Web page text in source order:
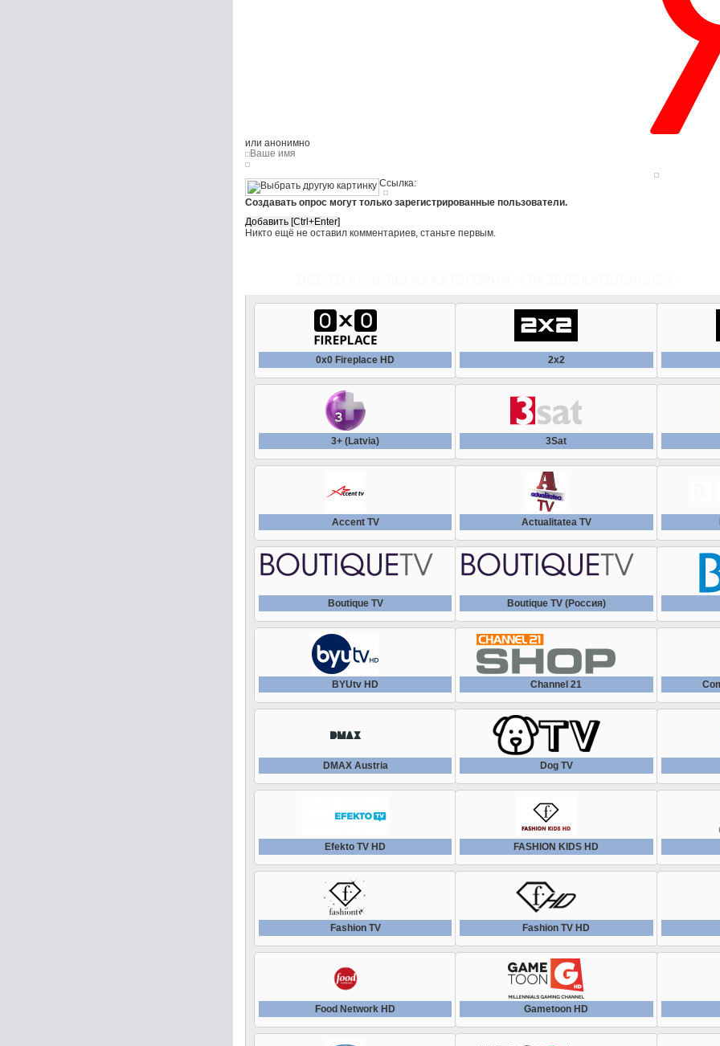
или анонимно
Ссылка:
Создавать опрос могут только зарегистрированные пользователи.
Никто ещё не оставил комментариев, станьте первым.
0x0 Fireplace HD 2x2
3+ (Latvia) 3Sat
Accent TV Actualitatea TV
Boutique TV Boutique TV (Россия)
BYUtv HD Channel 21
DMAX Austria Dog TV
Efekto TV HD FASHION KIDS HD
Fashion TV Fashion TV HD
Food Network HD Gametoon HD